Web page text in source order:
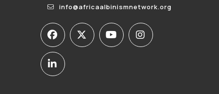
info@africaalbinismnetwork.org